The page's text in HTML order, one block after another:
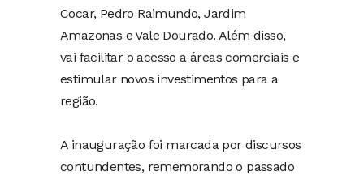
Cocar, Pedro Raimundo, Jardim
Amazonas e Vale Dourado. Além disso,
vai facilitar o acesso a áreas comerciais e
estimular novos investimentos para a
região.
A inauguração foi marcada por discursos
contundentes, rememorando o passado